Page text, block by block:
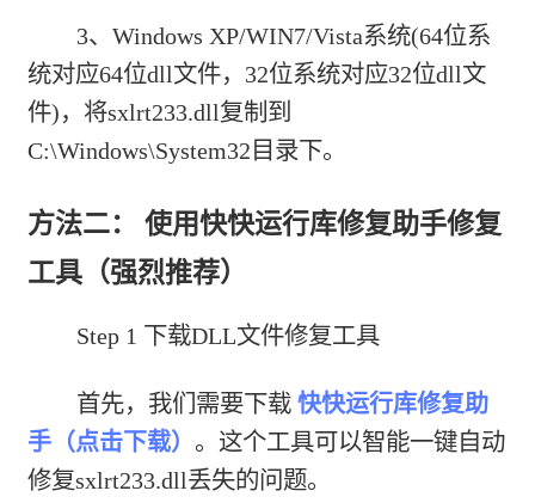
3、Windows XP/WIN7/Vista系统(64位系
统对应64位dll文件，32位系统对应32位dll文
件)，将sxlrt233.dll复制到
C:\Windows\System32目录下。
方法二： 使用快快运行库修复助手修复
工具（强烈推荐）
Step 1 下载DLL文件修复工具
首先，我们需要下载 快快运行库修复助
手（点击下载） 。这个工具可以智能一键自动
修复sxlrt233.dll丢失的问题。